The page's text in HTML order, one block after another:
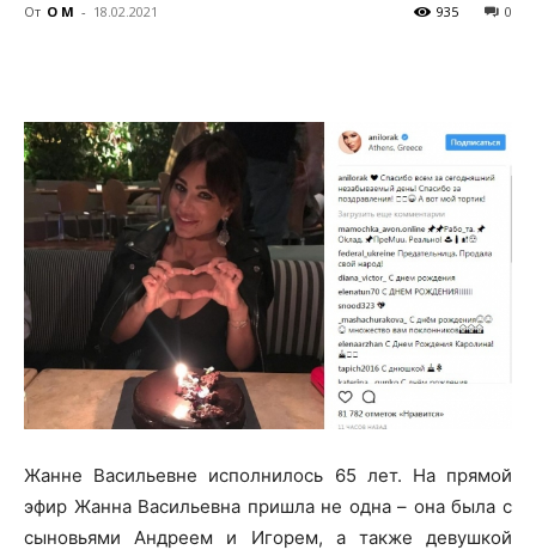
От О М - 18.02.2021 0
935
Жанне Васильевне исполнилось 65 лет. На прямой
эфир Жанна Васильевна пришла не одна – она была с
сыновьями Андреем и Игорем, а также девушкой